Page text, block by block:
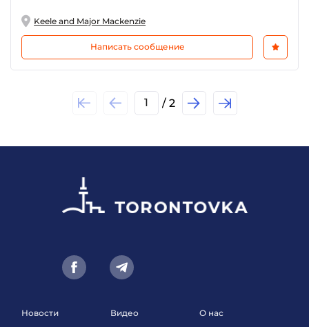
Keele and Major Mackenzie
Написать сообщение
1 / 2
Новости
Видео
О нас